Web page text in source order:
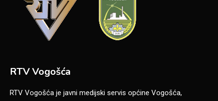
RTV Vogošća
RTV Vogošća je javni medijski servis općine Vogošća,